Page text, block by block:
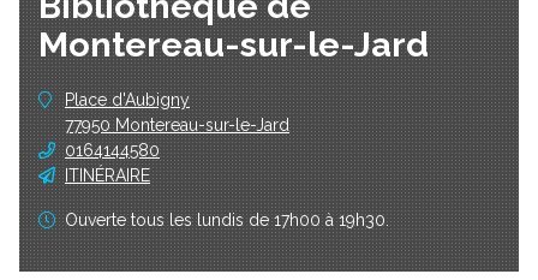
Montereau-sur-le-Jard
Place d'Aubigny
77950 Montereau-sur-le-Jard
0164144580
ITINÉRAIRE
Ouverte tous les lundis de 17h00 à 19h30.